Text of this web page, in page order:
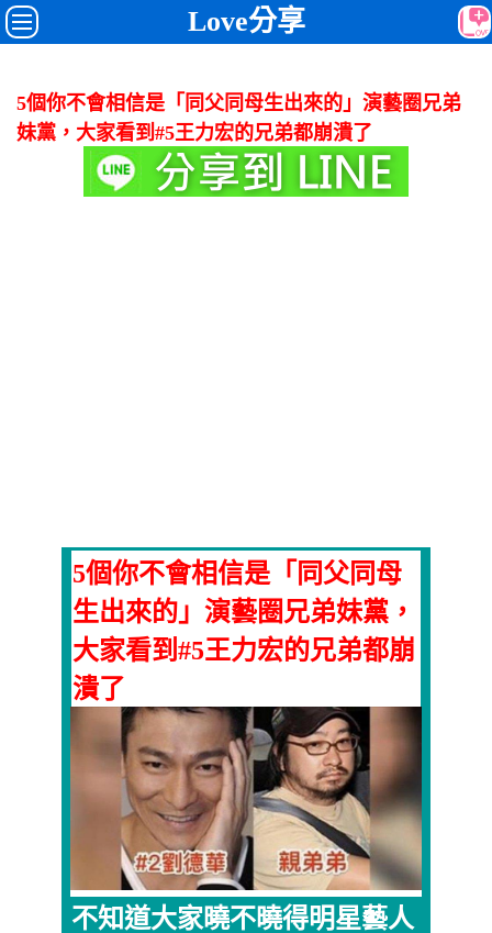
Love分享
5個你不會相信是「同父同母生出來的」演藝圈兄弟
妹黨，大家看到#5王力宏的兄弟都崩潰了
5個你不會相信是「同父同母
生出來的」演藝圈兄弟妹黨，
大家看到#5王力宏的兄弟都崩
潰了
不知道大家曉不曉得明星藝人